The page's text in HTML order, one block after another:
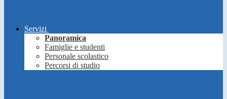
Servizi
Panoramica
Famiglie e studenti
Personale scolastico
Percorsi di studio